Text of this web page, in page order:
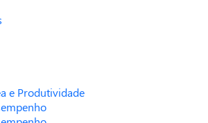
e Produtividade